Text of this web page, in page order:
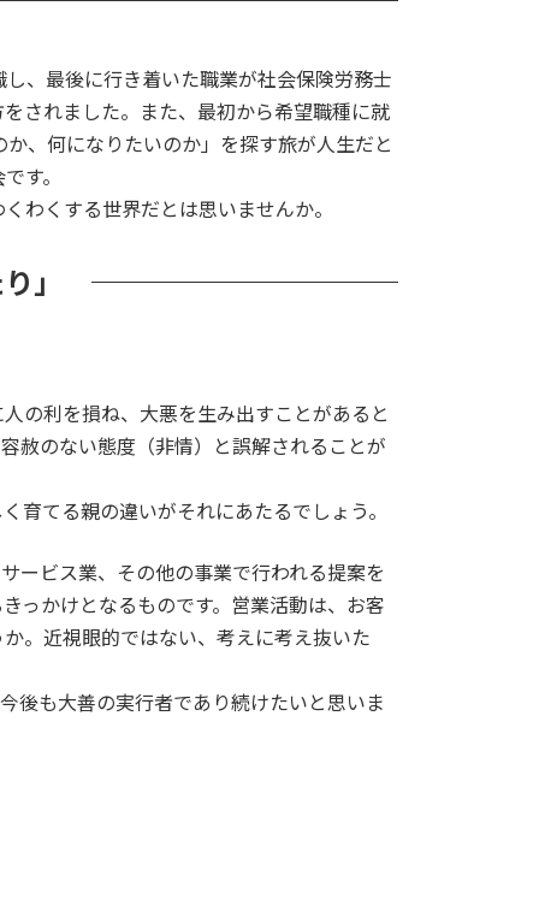
、最後に行き着いた職業が社会保険労務士
されました。また、最初から希望職種に就
、何になりたいのか」を探す旅が人生だと
す。
わくする世界だとは思いませんか。
」
の利を損ね、大悪を生み出すことがあると
赦のない態度（非情）と誤解されることが
てる親の違いがそれにあたるでしょう。
ービス業、その他の事業で行われる提案を
っかけとなるものです。営業活動は、お客
。近視眼的ではない、考えに考え抜いた
後も大善の実行者であり続けたいと思いま